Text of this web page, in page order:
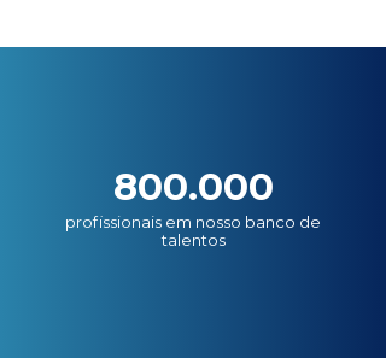
800.000
profissionais em nosso banco de
talentos